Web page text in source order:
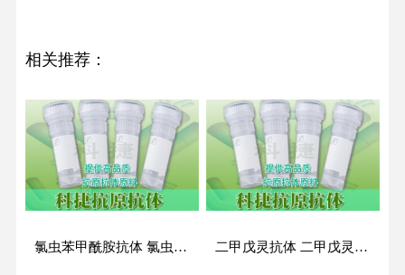
相关推荐：
氯虫苯甲酰胺抗体 氯虫苯甲酰胺单克隆抗体 氯虫苯甲酰胺抗原抗体 CLAP抗原抗体 二甲戊灵抗体 二甲戊灵抗原抗体 二甲戊灵单克隆抗体